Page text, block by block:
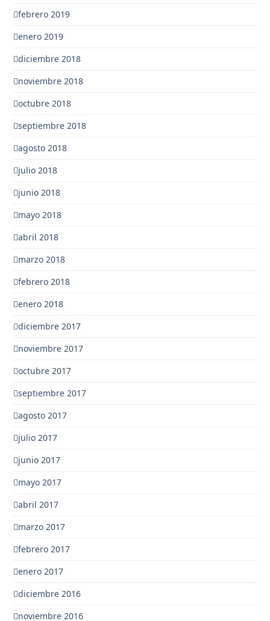
febrero 2019
enero 2019
diciembre 2018
noviembre 2018
octubre 2018
septiembre 2018
agosto 2018
julio 2018
junio 2018
mayo 2018
abril 2018
marzo 2018
febrero 2018
enero 2018
diciembre 2017
noviembre 2017
octubre 2017
septiembre 2017
agosto 2017
julio 2017
junio 2017
mayo 2017
abril 2017
marzo 2017
febrero 2017
enero 2017
diciembre 2016
noviembre 2016